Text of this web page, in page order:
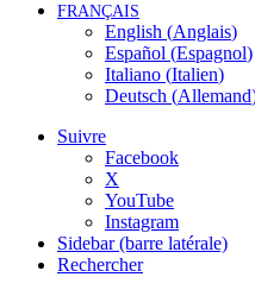
FRANÇAIS
English (Anglais)
Español (Espagnol)
Italiano (Italien)
Deutsch (Allemand
Suivre
Facebook
X
YouTube
Instagram
Sidebar (barre latérale)
Rechercher